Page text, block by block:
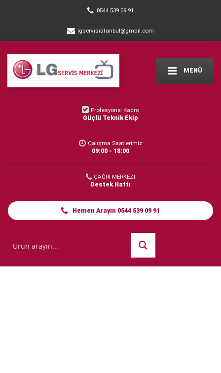
0544 539 09 91
lgservisistanbul@gmail.com
MENÜ
Profesyonel Kadro
Güçlü Teknik Ekip
Çalışma Saatlerimiz
09:00 - 18:00
ÇAĞRI MERKEZİ
Destek Hattı
Hemen Arayın 0544 539 09 91